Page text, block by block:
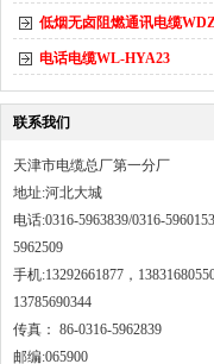
低烟无卤阻燃通讯电缆
电话电缆WL-HYA23
联系我们
天津市电缆总厂第一分厂
地址:河北大城
电话:0316-5963839/0316-
5962509
手机:13292661877，
13785690344
传真： 86-0316-5962839
邮编:065900